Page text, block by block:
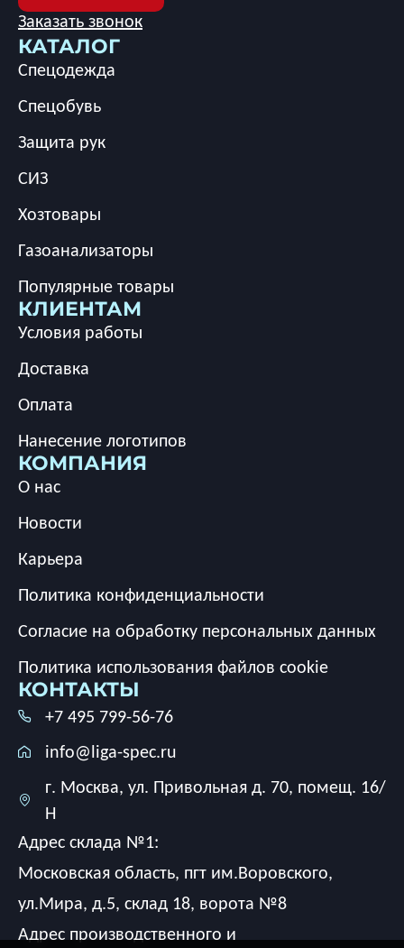
КАТАЛОГ
Спецодежда
Спецобувь
Защита рук
СИЗ
Хозтовары
Газоанализаторы
Популярные товары
КЛИЕНТАМ
Условия работы
Доставка
Оплата
Нанесение логотипов
КОМПАНИЯ
О нас
Новости
Карьера
Политика конфиденциальности
Согласие на обработку персональных данных
Политика использования файлов cookie
КОНТАКТЫ
+7 495 799-56-76
info@liga-spec.ru
г. Москва, ул. Привольная д. 70, помещ. 16/
Н
Адрес склада №1:
Московская область, пгт им.Воровского,
ул.Мира, д.5, склад 18, ворота №8
Адрес производственного и
Заказать звонок